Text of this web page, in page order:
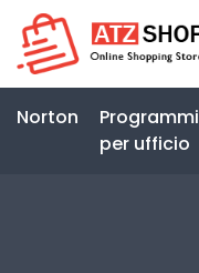
Norton
Programmi
per ufficio